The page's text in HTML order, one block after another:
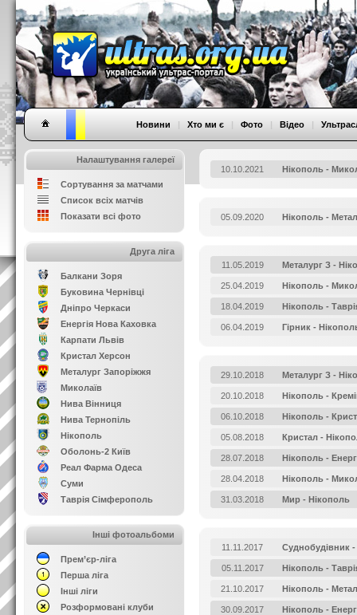
Новини | Хто ми є | Фото | Відео |
Налаштування галереї
Сортування за матчами
Список всіх матчів
Показати всі фото
Друга ліга
Балкани Зоря
Буковина Чернівці
Дніпро Черкаси
Енергія Нова Каховка
Карпати Львів
Кристал Херсон
Металург Запоріжжя
Миколаїв
Нива Вінниця
Нива Тернопіль
Нікополь
Оболонь-2 Київ
Реал Фарма Одеса
Суми
Таврія Сімферополь
Інші фотоальбоми
Прем’єр-ліга
Перша ліга
Інші ліги
Розформовані клуби
10.10.2021 Нікополь -
05.09.2020 Нікополь -
11.05.2019 Металург З -
25.04.2019 Нікополь -
18.04.2019 Нікополь -
06.04.2019 Гірник -
29.10.2018 Металург З -
20.10.2018 Нікополь -
06.10.2018 Нікополь -
05.08.2018 Кристал -
28.07.2018 Нікополь -
28.04.2018 Нікополь -
31.03.2018 Мир - Нікополь
11.11.2017 Суднобудівник
05.11.2017 Нікополь -
21.10.2017 Нікополь -
30.09.2017 Нікополь -